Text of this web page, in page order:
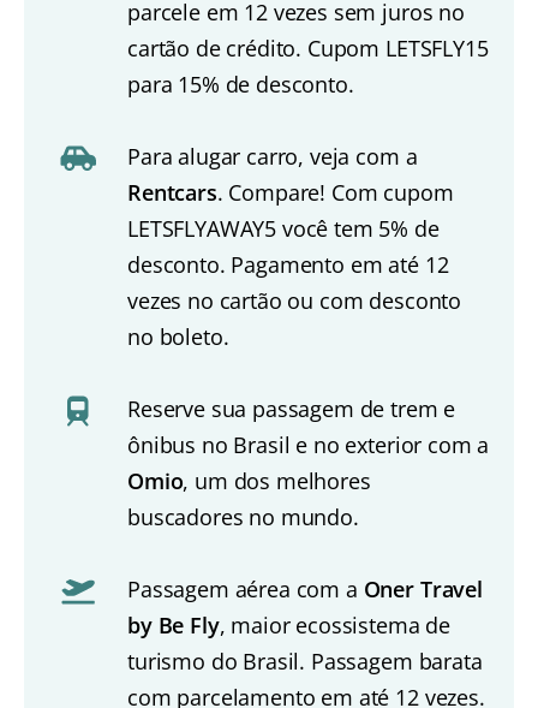
parcele em 12 vezes sem juros no
cartão de crédito. Cupom LETSFLY15
para 15% de desconto.
Para alugar carro, veja com a
Rentcars. Compare! Com cupom
LETSFLYAWAY5 você tem 5% de
desconto. Pagamento em até 12
vezes no cartão ou com desconto
no boleto.
Reserve sua passagem de trem e
ônibus no Brasil e no exterior com a
Omio, um dos melhores
buscadores no mundo.
Passagem aérea com a Oner Travel
by Be Fly, maior ecossistema de
turismo do Brasil. Passagem barata
com parcelamento em até 12 vezes.